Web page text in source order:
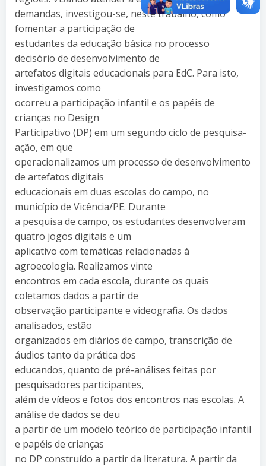
demandas, investigou-se, neste trabalho, como
fomentar a participação de
estudantes da educação básica no processo
decisório de desenvolvimento de
artefatos digitais educacionais para EdC. Para isto,
investigamos como
ocorreu a participação infantil e os papéis de
crianças no Design
Participativo (DP) em um segundo ciclo de pesquisa-
ação, em que
operacionalizamos um processo de desenvolvimento
de artefatos digitais
educacionais em duas escolas do campo, no
município de Vicência/PE. Durante
a pesquisa de campo, os estudantes desenvolveram
quatro jogos digitais e um
aplicativo com temáticas relacionadas à
agroecologia. Realizamos vinte
encontros em cada escola, durante os quais
coletamos dados a partir de
observação participante e videografia. Os dados
analisados, estão
organizados em diários de campo, transcrição de
áudios tanto da prática dos
educandos, quanto de pré-análises feitas por
pesquisadores participantes,
além de vídeos e fotos dos encontros nas escolas. A
análise de dados se deu
a partir de um modelo teórico de participação infantil
e papéis de crianças
no DP construído a partir da literatura. A partir da